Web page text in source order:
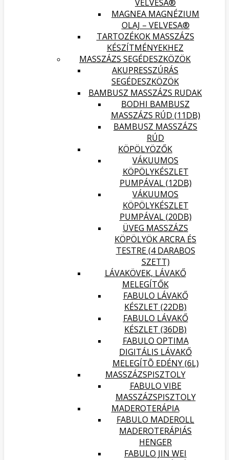
VELVESA®
MAGNEA MAGNÉZIUM
OLAJ – VELVESA®
TARTOZÉKOK MASSZÁZS
KÉSZÍTMÉNYEKHEZ
MASSZÁZS SEGÉDESZKÖZÖK
AKUPRESSZÚRÁS
SEGÉDESZKÖZÖK
BAMBUSZ MASSZÁZS RUDAK
BODHI BAMBUSZ
MASSZÁZS RÚD (11DB)
BAMBUSZ MASSZÁZS
RÚD
KÖPÖLYÖZŐK
VÁKUUMOS
KÖPÖLYKÉSZLET
PUMPÁVAL (12DB)
VÁKUUMOS
KÖPÖLYKÉSZLET
PUMPÁVAL (20DB)
ÜVEG MASSZÁZS
KÖPÖLYÖK ARCRA ÉS
TESTRE (4 DARABOS
SZETT)
LÁVAKÖVEK, LÁVAKŐ
MELEGÍTŐK
FABULO LÁVAKŐ
KÉSZLET (22DB)
FABULO LÁVAKŐ
KÉSZLET (36DB)
FABULO OPTIMA
DIGITÁLIS LÁVAKŐ
MELEGÍTÕ EDÉNY (6L)
MASSZÁZSPISZTOLY
FABULO VIBE
MASSZÁZSPISZTOLY
MADEROTERÁPIA
FABULO MADEROLL
MADEROTERÁPIÁS
HENGER
FABULO JIN WEI